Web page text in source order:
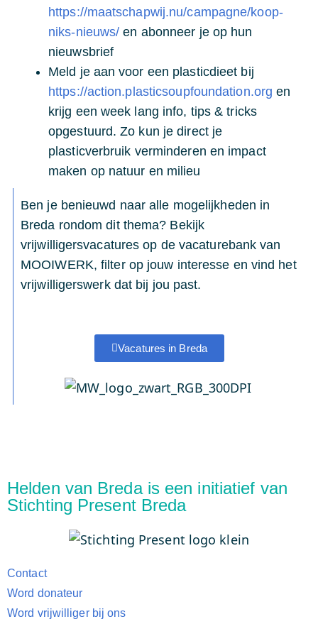
https://maatschapwij.nu/campagne/koop-
niks-nieuws/ en abonneer je op hun
nieuwsbrief
Meld je aan voor een plasticdieet bij
https://action.plasticsoupfoundation.org en
krijg een week lang info, tips & tricks
opgestuurd. Zo kun je direct je
plasticverbruik verminderen en impact
maken op natuur en milieu
Ben je benieuwd naar alle mogelijkheden in
Breda rondom dit thema? Bekijk
vrijwilligersvacatures op de vacaturebank van
MOOIWERK, filter op jouw interesse en vind het
vrijwilligerswerk dat bij jou past.
Vacatures in Breda
Helden van Breda is een initiatief van
Stichting Present Breda
Contact
Word donateur
Word vrijwilliger bij ons